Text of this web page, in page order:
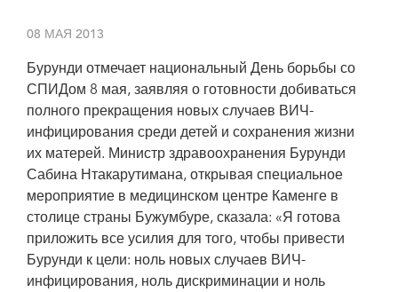
08 МАЯ 2013
Бурунди отмечает национальный День борьбы со
СПИДом 8 мая, заявляя о готовности добиваться
полного прекращения новых случаев ВИЧ-
инфицирования среди детей и сохранения жизни
их матерей. Министр здравоохранения Бурунди
Сабина Нтакарутимана, открывая специальное
мероприятие в медицинском центре Каменге в
столице страны Бужумбуре, сказала: «Я готова
приложить все усилия для того, чтобы привести
Бурунди к цели: ноль новых случаев ВИЧ-
инфицирования, ноль дискриминации и ноль